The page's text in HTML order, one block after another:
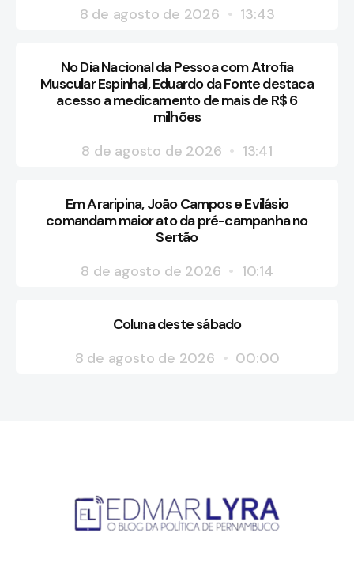
8 de agosto de 2026
13:43
No Dia Nacional da Pessoa com Atrofia
Muscular Espinhal, Eduardo da Fonte destaca
acesso a medicamento de mais de R$ 6
milhões
8 de agosto de 2026
13:41
Em Araripina, João Campos e Evilásio
comandam maior ato da pré-campanha no
Sertão
8 de agosto de 2026
10:14
Coluna deste sábado
8 de agosto de 2026
00:00